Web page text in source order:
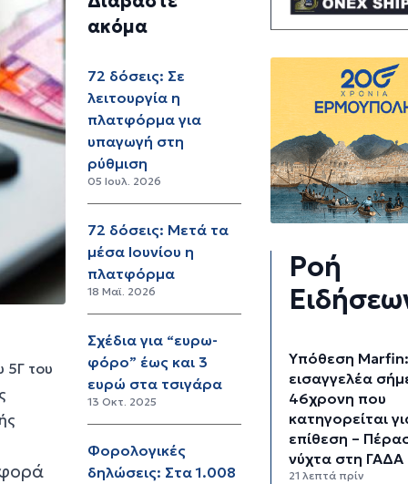
5Γ του
ακόμα
72 δόσεις: Σε
λειτουργία η
πλατφόρμα για
υπαγωγή στη
ρύθμιση
05 Ιουλ. 2026
72 δόσεις: Μετά τα
μέσα Ιουνίου η
πλατφόρμα
18 Μαϊ. 2026
Σχέδια για “ευρω-
φόρο” έως και 3
ευρώ στα τσιγάρα
13 Οκτ. 2025
Φορολογικές
δηλώσεις: Στα 1.008
Ροή
Υπόθεση
εισαγγελέα
46χρονη που
κατηγορείται
επίθεση –
νύχτα στη ΓΑΔΑ
21 λεπτά πρίν